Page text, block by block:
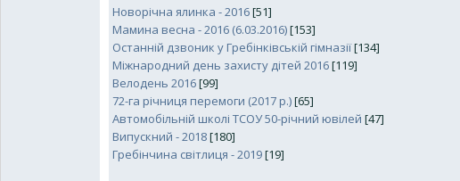
Новорічна ялинка - 2016[51]
Мамина весна - 2016 (6.03.2016)[153]
Останній дзвоник у Гребінківській гімназії[134]
Міжнародний день захисту дітей 2016[119]
Велодень 2016[99]
72-га річниця перемоги (2017 р.)[65]
Автомобільній школі ТСОУ 50-річний ювілей [47]
Випускний - 2018[180]
Гребінчина світлиця - 2019[19]